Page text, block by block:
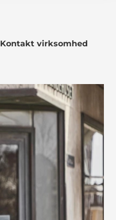
Kontakt virksomhed